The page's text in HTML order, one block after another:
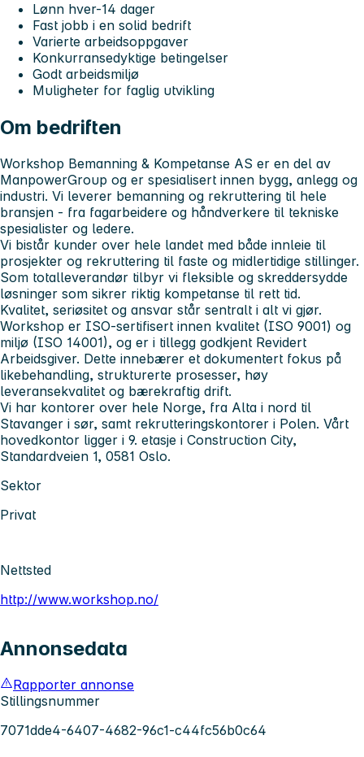
Lønn hver-14 dager
Fast jobb i en solid bedrift
Varierte arbeidsoppgaver
Konkurransedyktige betingelser
Godt arbeidsmiljø
Muligheter for faglig utvikling
Om bedriften
Workshop Bemanning & Kompetanse AS er en del av
ManpowerGroup og er spesialisert innen bygg, anlegg og
industri. Vi leverer bemanning og rekruttering til hele
bransjen - fra fagarbeidere og håndverkere til tekniske
spesialister og ledere.
Vi bistår kunder over hele landet med både innleie til
prosjekter og rekruttering til faste og midlertidige stillinger.
Som totalleverandør tilbyr vi fleksible og skreddersydde
løsninger som sikrer riktig kompetanse til rett tid.
Kvalitet, seriøsitet og ansvar står sentralt i alt vi gjør.
Workshop er ISO-sertifisert innen kvalitet (ISO 9001) og
miljø (ISO 14001), og er i tillegg godkjent Revidert
Arbeidsgiver. Dette innebærer et dokumentert fokus på
likebehandling, strukturerte prosesser, høy
leveransekvalitet og bærekraftig drift.
Vi har kontorer over hele Norge, fra Alta i nord til
Stavanger i sør, samt rekrutteringskontorer i Polen. Vårt
hovedkontor ligger i 9. etasje i Construction City,
Standardveien 1, 0581 Oslo.
Sektor
Privat
Nettsted
http://www.workshop.no/
Annonsedata
Rapporter annonse
Stillingsnummer
7071dde4-6407-4682-96c1-c44fc56b0c64